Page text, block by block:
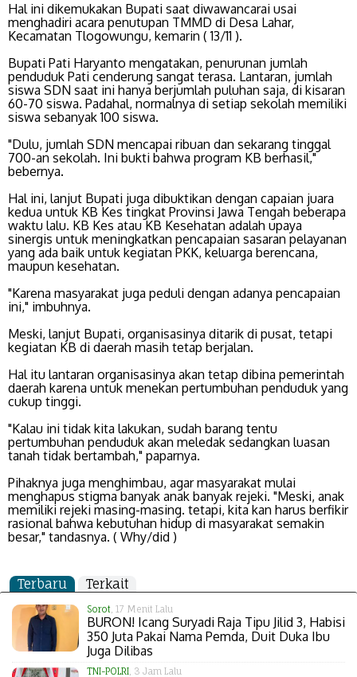
Hal ini dikemukakan Bupati saat diwawancarai usai
menghadiri acara penutupan TMMD di Desa Lahar,
Kecamatan Tlogowungu, kemarin ( 13/11 ).
Bupati Pati Haryanto mengatakan, penurunan jumlah
penduduk Pati cenderung sangat terasa. Lantaran, jumlah
siswa SDN saat ini hanya berjumlah puluhan saja, di kisaran
60-70 siswa. Padahal, normalnya di setiap sekolah memiliki
siswa sebanyak 100 siswa.
"Dulu, jumlah SDN mencapai ribuan dan sekarang tinggal
700-an sekolah. Ini bukti bahwa program KB berhasil,"
bebernya.
Hal ini, lanjut Bupati juga dibuktikan dengan capaian juara
kedua untuk KB Kes tingkat Provinsi Jawa Tengah beberapa
waktu lalu. KB Kes atau KB Kesehatan adalah upaya
sinergis untuk meningkatkan pencapaian sasaran pelayanan
yang ada baik untuk kegiatan PKK, keluarga berencana,
maupun kesehatan.
"Karena masyarakat juga peduli dengan adanya pencapaian
ini," imbuhnya.
Meski, lanjut Bupati, organisasinya ditarik di pusat, tetapi
kegiatan KB di daerah masih tetap berjalan.
Hal itu lantaran organisasinya akan tetap dibina pemerintah
daerah karena untuk menekan pertumbuhan penduduk yang
cukup tinggi.
"Kalau ini tidak kita lakukan, sudah barang tentu
pertumbuhan penduduk akan meledak sedangkan luasan
tanah tidak bertambah," paparnya.
Pihaknya juga menghimbau, agar masyarakat mulai
menghapus stigma banyak anak banyak rejeki. "Meski, anak
memiliki rejeki masing-masing. tetapi, kita kan harus berfikir
rasional bahwa kebutuhan hidup di masyarakat semakin
besar," tandasnya. ( Why/did )
Terbaru Terkait
Sorot, 17 Menit Lalu
BURON! Icang Suryadi Raja Tipu Jilid 3, Habisi
350 Juta Pakai Nama Pemda, Duit Duka Ibu
Juga Dilibas
TNI-POLRI, 3 Jam Lalu